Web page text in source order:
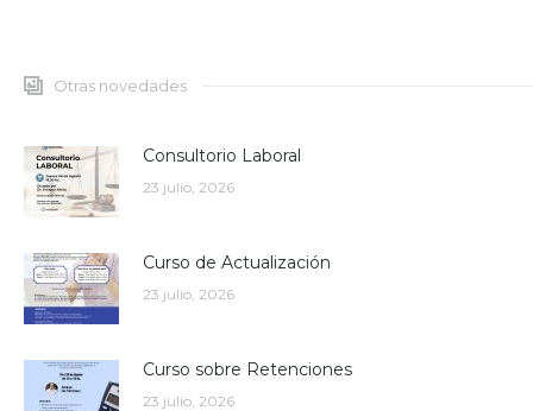
Otras novedades
Consultorio Laboral
23 julio, 2026
Curso de Actualización
23 julio, 2026
Curso sobre Retenciones
23 julio, 2026